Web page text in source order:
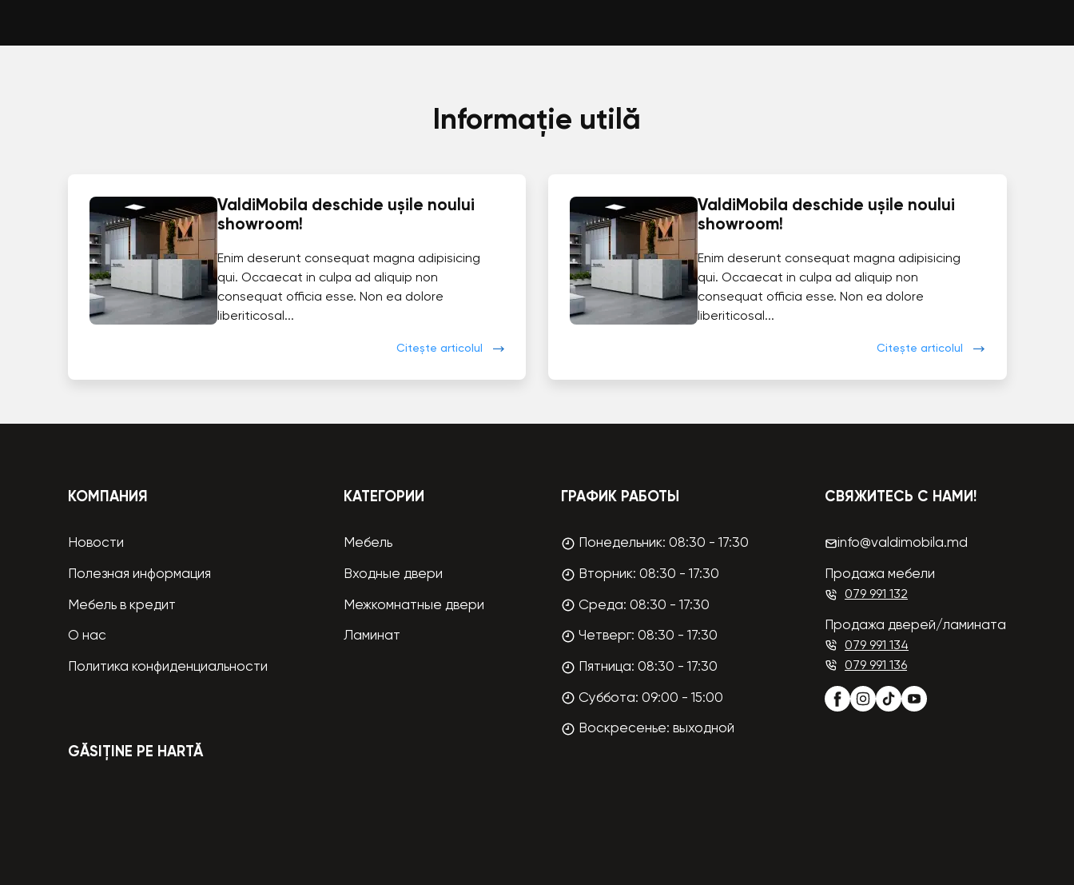
Informație utilă
ValdiMobila deschide ușile noului
showroom!
Enim deserunt consequat magna adipisicing
qui. Occaecat in culpa ad aliquip non
consequat officia esse. Non ea dolore
liberiticosal...
Citește articolul
ValdiMobila deschide ușile noului
showroom!
Enim deserunt consequat magna adipisicing
qui. Occaecat in culpa ad aliquip non
consequat officia esse. Non ea dolore
liberiticosal...
Citește articolul
КОМПАНИЯ
Новости
Полезная информация
Мебель в кредит
О нас
Политика конфиденциальности
КАТЕГОРИИ
Мебель
Входные двери
Межкомнатные двери
Ламинат
ГРАФИК РАБОТЫ
Понедельник: 08:30 - 17:30
Вторник: 08:30 - 17:30
Среда: 08:30 - 17:30
Четверг: 08:30 - 17:30
Пятница: 08:30 - 17:30
Суббота: 09:00 - 15:00
Воскресенье: выходной
СВЯЖИТЕСЬ С НАМИ!
info@valdimobila.md
Продажа мебели
079 991 132
Продажа дверей/ламината
079 991 134
079 991 136
GĂSIȚINE PE HARTĂ